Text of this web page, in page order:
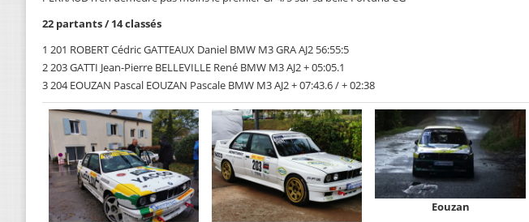
22 partants / 14 classés
1 201 ROBERT Cédric GATTEAUX Daniel BMW M3 GRA AJ2 56:55:5
2 203 GATTI Jean-Pierre BELLEVILLE René BMW M3 AJ2 + 05:05.1
3 204 EOUZAN Pascal EOUZAN Pascale BMW M3 AJ2 + 07:43.6 / + 02:38
Eouzan